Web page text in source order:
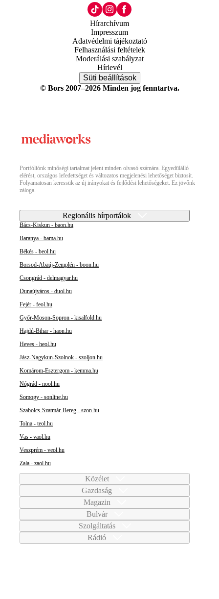
Hírarchívum
Impresszum
Adatvédelmi tájékoztató
Felhasználási feltételek
Moderálási szabályzat
Hírlevél
Süti beállítások
© Bors 2007–2026 Minden jog fenntartva.
Portfóliónk minőségi tartalmat jelent minden olvasó számára. Egyedülálló
elérést, országos lefedettséget és változatos megjelenési lehetőséget biztosít.
Folyamatosan keressük az új irányokat és fejlődési lehetőségeket. Ez jövőnk
záloga.
Regionális hírportálok
Bács-Kiskun - baon.hu
Baranya - bama.hu
Békés - beol.hu
Borsod-Abaúj-Zemplén - boon.hu
Csongrád - delmagyar.hu
Dunaújváros - duol.hu
Fejér - feol.hu
Győr-Moson-Sopron - kisalfold.hu
Hajdú-Bihar - haon.hu
Heves - heol.hu
Jász-Nagykun-Szolnok - szoljon.hu
Komárom-Esztergom - kemma.hu
Nógrád - nool.hu
Somogy - sonline.hu
Szabolcs-Szatmár-Bereg - szon.hu
Tolna - teol.hu
Vas - vaol.hu
Veszprém - veol.hu
Zala - zaol.hu
Közélet
Gazdaság
Magazin
Bulvár
Szolgáltatás
Rádió